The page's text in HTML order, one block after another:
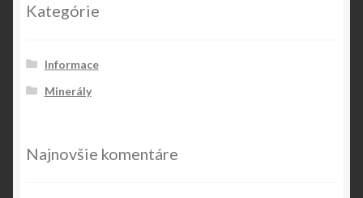
Kategórie
Informace
Minerály
Najnovšie komentáre